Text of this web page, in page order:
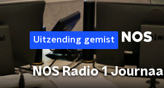
Uitzending gemist
NOS Radio 1 Journaal